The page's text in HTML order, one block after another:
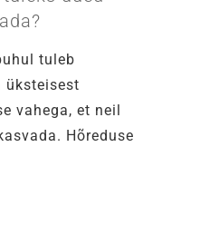
tuleb
üksteisest
vahega, et neil
Hõreduse